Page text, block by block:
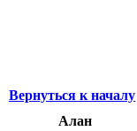
Вернуться к началу
Алан